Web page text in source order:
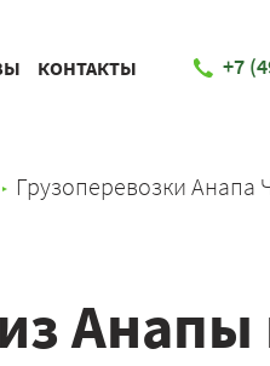
КОНТАКТЫ +7
Грузоперевозки Анапа